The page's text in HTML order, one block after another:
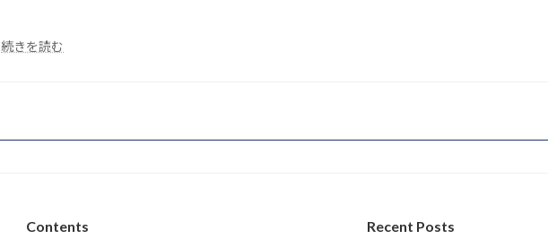
続きを読む
Contents Recent Posts